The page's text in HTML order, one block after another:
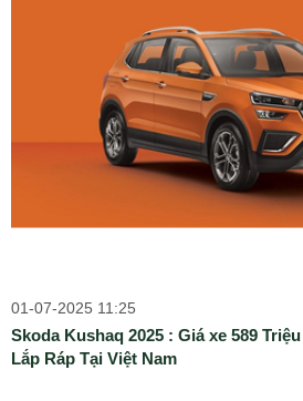
01-07-2025 11:25
Skoda Kushaq 2025 : Giá xe 589
Lắp Ráp Tại Việt Nam